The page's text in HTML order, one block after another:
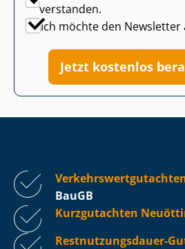
verstanden.
Ich möchte den Newsletter
Jetzt kostenlos
BauGB
Kurzgutachten
Rest­nut­zungs­dau­er-